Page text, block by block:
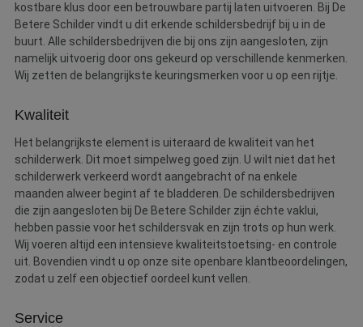
kostbare klus door een betrouwbare partij laten uitvoeren. Bij De
Betere Schilder vindt u dit erkende schildersbedrijf bij u in de
buurt. Alle schildersbedrijven die bij ons zijn aangesloten, zijn
namelijk uitvoerig door ons gekeurd op verschillende kenmerken.
Wij zetten de belangrijkste keuringsmerken voor u op een rijtje.
Kwaliteit
Het belangrijkste element is uiteraard de kwaliteit van het
schilderwerk. Dit moet simpelweg goed zijn. U wilt niet dat het
schilderwerk verkeerd wordt aangebracht of na enkele
maanden alweer begint af te bladderen. De schildersbedrijven
die zijn aangesloten bij De Betere Schilder zijn échte vaklui,
hebben passie voor het schildersvak en zijn trots op hun werk.
Wij voeren altijd een intensieve kwaliteitstoetsing- en controle
uit. Bovendien vindt u op onze site openbare klantbeoordelingen,
zodat u zelf een objectief oordeel kunt vellen.
Service